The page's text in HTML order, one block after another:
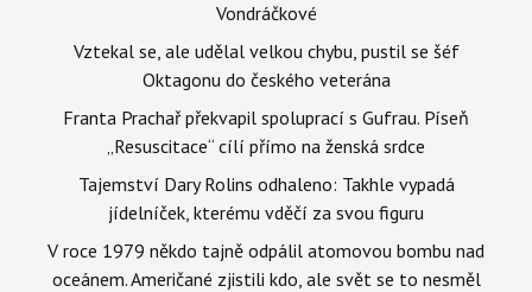
Vondráčkové
Vztekal se, ale udělal velkou chybu, pustil se šéf
Oktagonu do českého veterána
Franta Prachař překvapil spoluprací s Gufrau. Píseň
„Resuscitace“ cílí přímo na ženská srdce
Tajemství Dary Rolins odhaleno: Takhle vypadá
jídelníček, kterému vděčí za svou figuru
V roce 1979 někdo tajně odpálil atomovou bombu nad
oceánem. Američané zjistili kdo, ale svět se to nesměl